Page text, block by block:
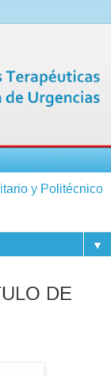
y Politécnico
▼
DE